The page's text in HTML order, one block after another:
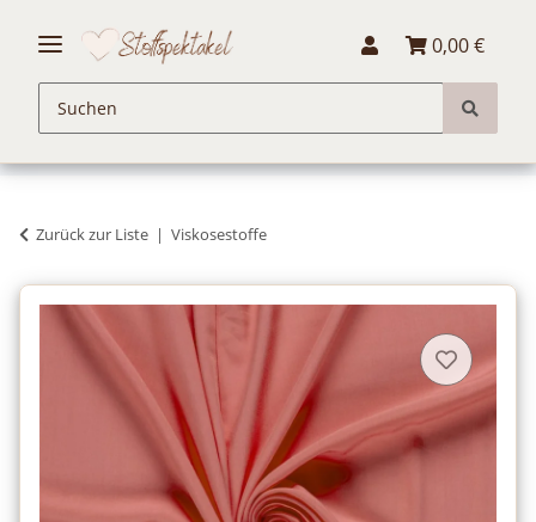
0,00 €
Zurück zur Liste Viskosestoffe